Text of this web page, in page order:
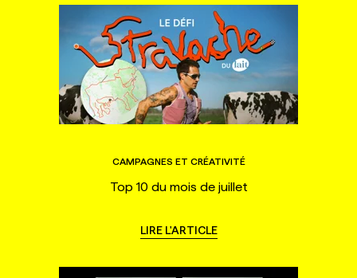
CAMPAGNES ET CRÉATIVITÉ
Top 10 du mois de juillet
LIRE L'ARTICLE